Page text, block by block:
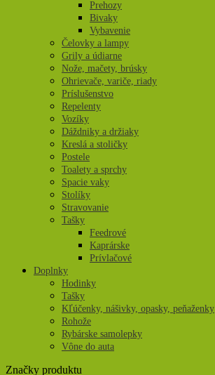
Prehozy
Bivaky
Vybavenie
Čelovky a lampy
Grily a údiarne
Nože, mačety, brúsky
Ohrievače, variče, riady
Príslušenstvo
Repelenty
Vozíky
Dáždniky a držiaky
Kreslá a stoličky
Postele
Toalety a sprchy
Spacie vaky
Stolíky
Stravovanie
Tašky
Feedrové
Kaprárske
Prívlačové
Doplnky
Hodinky
Tašky
Kľúčenky, nášivky, opasky, peňaženky
Rohože
Rybárske samolepky
Vône do auta
Značky produktu